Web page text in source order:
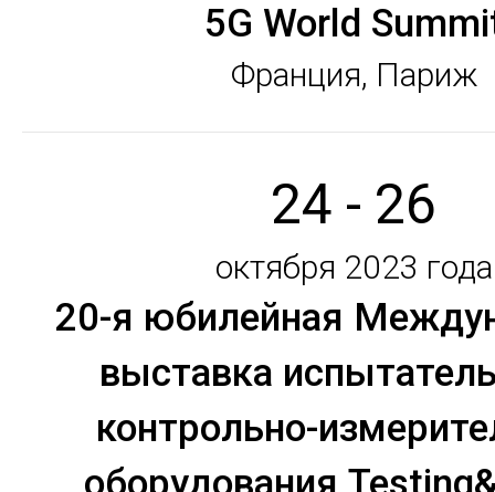
5G World
Франция, Париж
24 - 26
октября 2023 года
20-я юбилейная
выставка
контрольно-